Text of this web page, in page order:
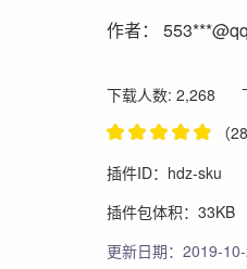
作者：
下载人数: 2,268
（
插件ID：hdz-sku
插件包体积：33KB
更新日期：2019-